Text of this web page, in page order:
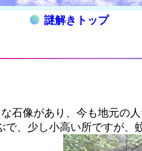
謎解きトップ
石像があり、今も地元の
、少し小高い所ですが、